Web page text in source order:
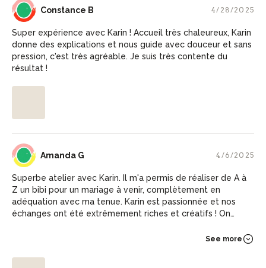
CB Constance B 4/28/2025
Super expérience avec Karin ! Accueil très chaleureux, Karin
donne des explications et nous guide avec douceur et sans
pression, c'est très agréable. Je suis très contente du
résultat !
AG Amanda G 4/6/2025
Superbe atelier avec Karin. Il m'a permis de réaliser de A à
Z un bibi pour un mariage à venir, complètement en
adéquation avec ma tenue. Karin est passionnée et nos
échanges ont été extrêmement riches et créatifs ! On
See more